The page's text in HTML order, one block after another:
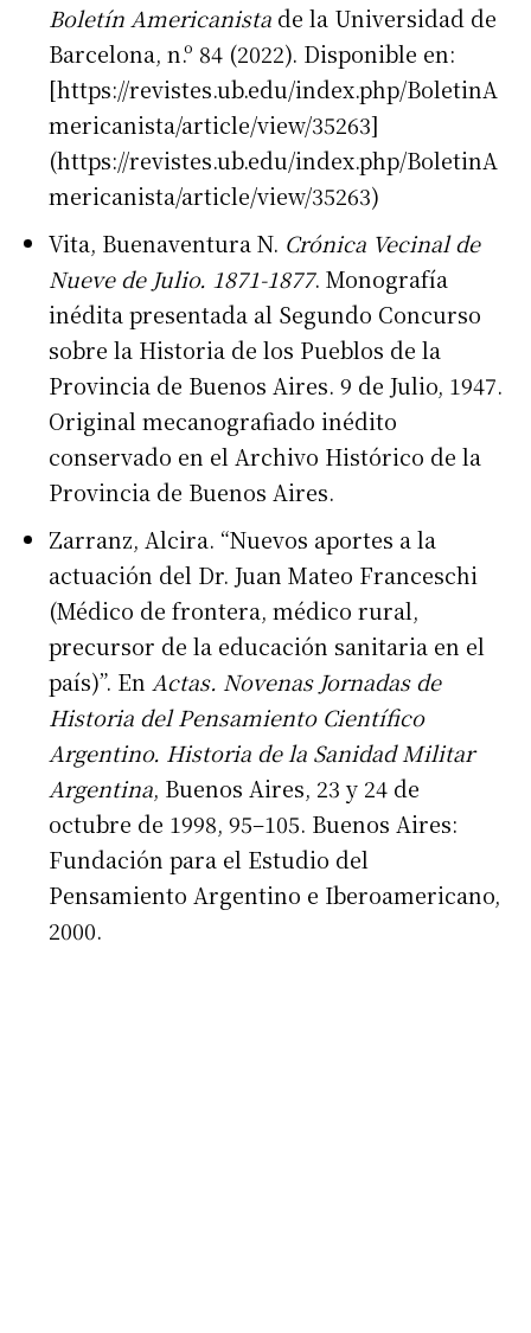
Boletín Americanista de la Universidad de
Barcelona, n.º 84 (2022). Disponible en:
[https://revistes.ub.edu/index.php/BoletinA
mericanista/article/view/35263]
(https://revistes.ub.edu/index.php/BoletinA
mericanista/article/view/35263)
Vita, Buenaventura N. Crónica Vecinal de
Nueve de Julio. 1871-1877. Monografía
inédita presentada al Segundo Concurso
sobre la Historia de los Pueblos de la
Provincia de Buenos Aires. 9 de Julio, 1947.
Original mecanografiado inédito
conservado en el Archivo Histórico de la
Provincia de Buenos Aires.
Zarranz, Alcira. “Nuevos aportes a la
actuación del Dr. Juan Mateo Franceschi
(Médico de frontera, médico rural,
precursor de la educación sanitaria en el
país)”. En Actas. Novenas Jornadas de
Historia del Pensamiento Científico
Argentino. Historia de la Sanidad Militar
Argentina, Buenos Aires, 23 y 24 de
octubre de 1998, 95–105. Buenos Aires:
Fundación para el Estudio del
Pensamiento Argentino e Iberoamericano,
2000.